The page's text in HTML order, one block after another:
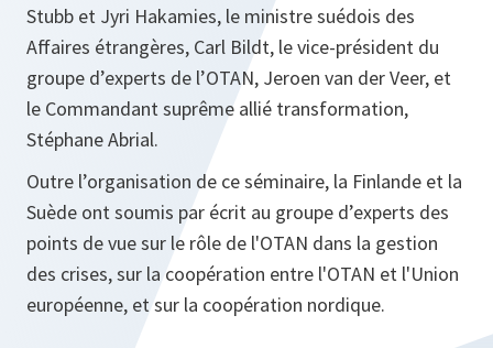
Stubb et Jyri Hakamies, le ministre suédois des
Affaires étrangères, Carl Bildt, le vice-président du
groupe d’experts de l’OTAN, Jeroen van der Veer, et
le Commandant suprême allié transformation,
Stéphane Abrial.
Outre l’organisation de ce séminaire, la Finlande et la
Suède ont soumis par écrit au groupe d’experts des
points de vue sur le rôle de l'OTAN dans la gestion
des crises, sur la coopération entre l'OTAN et l'Union
européenne, et sur la coopération nordique.